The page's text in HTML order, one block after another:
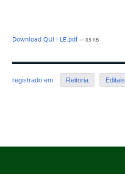
Download QUI I LE.pdf— 83 KB
registrado em: Reitoria Editais